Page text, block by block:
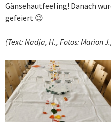
Gänsehautfeeling! Danach
gefeiert 😉
(Text: Nadja, H., Fotos: Marion